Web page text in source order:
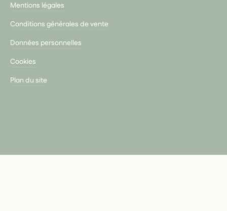
Mentions légales
Conditions générales de vente
Données personnelles
Cookies
Plan du site